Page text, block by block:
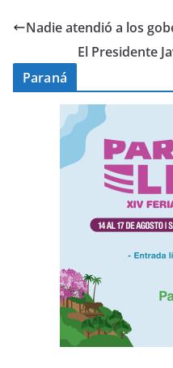
Nadie atendió a los
El Presidente
Paraná